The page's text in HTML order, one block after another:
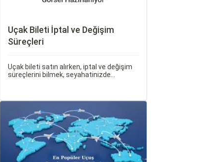
Uçak Bileti İptal ve Değişim
Süreçleri
Uçak bileti satın alırken, iptal ve değişim
süreçlerini bilmek, seyahatinizde
iadesi alabileceğiniz konularına
değineceğiz.